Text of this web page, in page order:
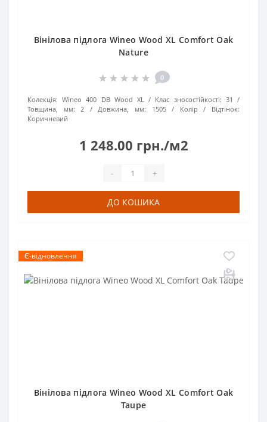
Вінілова підлога Wineo Wood XL Comfort Oak
Nature
0
Колекція: Wineo 400 DB Wood XL Клас зносостійкості: 31
Товщина, мм:
2 Довжина, мм: 1505
Колір / Відтінок:
Коричневий
1 248.00 грн./м2
- +
ДО КОШИКА
Є-відновлення
Вінілова підлога Wineo Wood XL Comfort Oak
Taupe